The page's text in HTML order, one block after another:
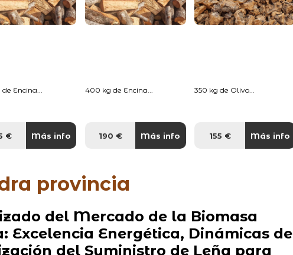
Encina...
€ Más info
400 kg de Encina...
190 € Más info
350 kg de Olivo...
155 € Más info
provincia
del Mercado de la Biomasa
Excelencia Energética, Dinámicas de
del Suministro de Leña para